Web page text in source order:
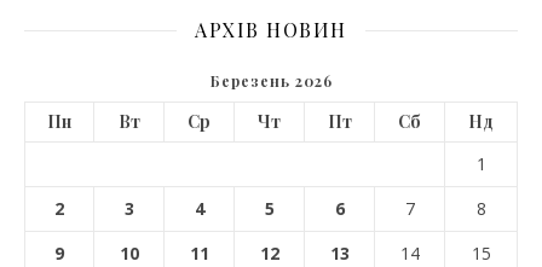
АРХІВ НОВИН
Березень 2026
Пн Вт Ср Чт Пт Сб
Нд
1
2
3 4 5 6 7
8
9
10 11 12 13 14 15